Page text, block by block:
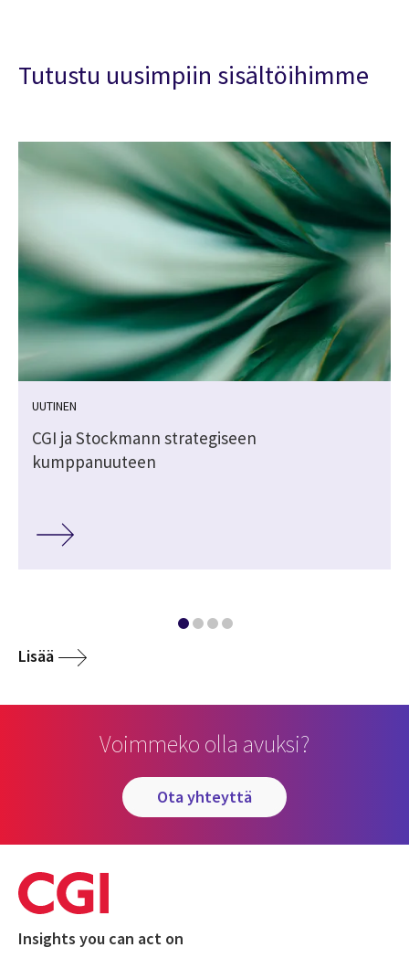
Tutustu uusimpiin sisältöihimme
UUTINEN
CGI ja Stockmann strategiseen
kumppanuuteen
Lisää
Voimmeko olla avuksi?
ota yhteyttä
Insights you can act on